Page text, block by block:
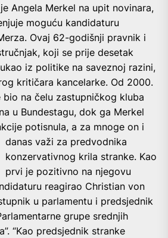
Angela Merkel na upit novinara,
moguću kandidaturu
Ovaj 62-godišnji pravnik i
koji se prije desetak
iz politike na saveznoj razini,
kritičara kancelarke. Od 2000.
na čelu zastupničkog kluba
u Bundestagu, dok ga Merkel
potisnula, a za mnoge on i
danas važi za predvodnika
konzervativnog krila stranke. Kao
prvi je pozitivno na njegovu
reagirao Christian von
u parlamentu i predsjednik
grupe srednjih
“Kao predsjednik stranke